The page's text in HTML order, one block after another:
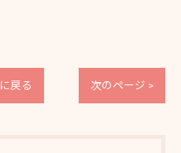
戻る 次のページ >